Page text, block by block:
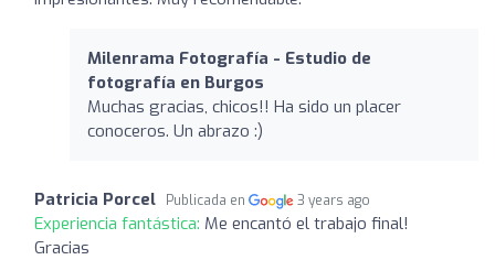
Milenrama Fotografía - Estudio de
fotografía en Burgos
Muchas gracias, chicos!! Ha sido un placer
conoceros. Un abrazo :)
Patricia Porcel Publicada en 3 years ago
Experiencia fantástica: Me encantó el trabajo final!
Gracias